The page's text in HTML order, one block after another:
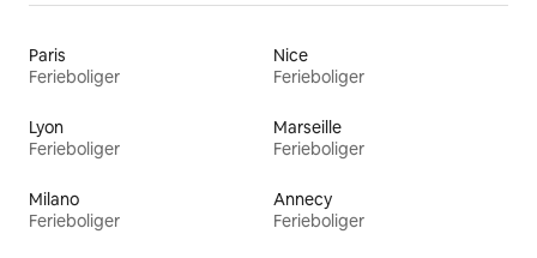
Paris
Ferieboliger
Nice
Ferieboliger
Lyon
Ferieboliger
Marseille
Ferieboliger
Milano
Ferieboliger
Annecy
Ferieboliger